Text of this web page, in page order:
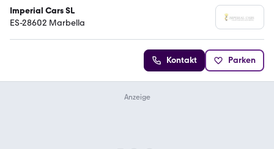
Imperial Cars SL
ES-28602 Marbella
Kontakt Parken